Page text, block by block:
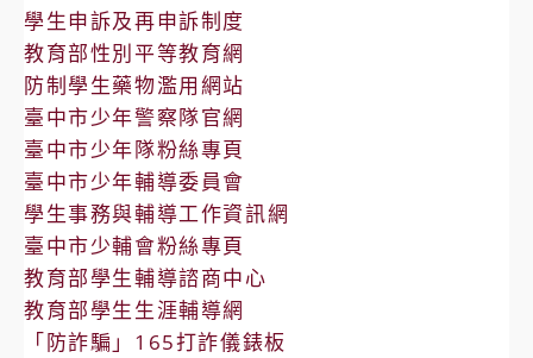
學生申訴及再申訴制度
教育部性別平等教育網
防制學生藥物濫用網站
臺中市少年警察隊官網
臺中市少年隊粉絲專頁
臺中市少年輔導委員會
學生事務與輔導工作資訊網
臺中市少輔會粉絲專頁
教育部學生輔導諮商中心
教育部學生生涯輔導網
「防詐騙」165打詐儀錶板